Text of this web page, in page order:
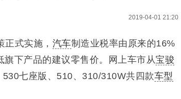
2019-04-01 21:20
式实施， 汽车制造业税率由原来的16%
下产品的建议零售价。网上车市从宝骏
七座版、510、310/310W共四款车型